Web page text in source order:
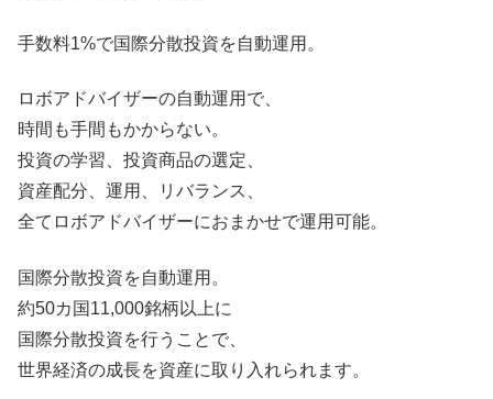
手数料1%で国際分散投資を自動運用。
ロボアドバイザーの自動運用で、
時間も手間もかからない。
投資の学習、投資商品の選定、
資産配分、運用、リバランス、
全てロボアドバイザーにおまかせで運用可能。
国際分散投資を自動運用。
約50カ国11,000銘柄以上に
国際分散投資を行うことで、
世界経済の成長を資産に取り入れられます。